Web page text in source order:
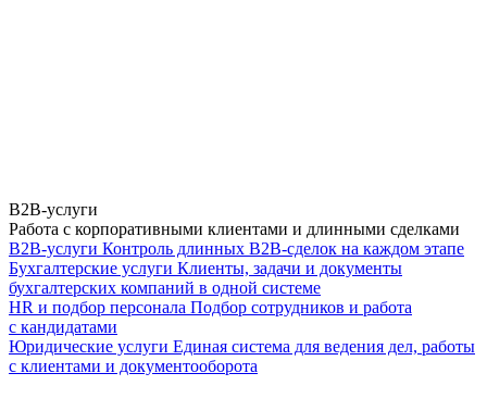
B2B-услуги
Работа с корпоративными клиентами и длинными сделками
B2B-услуги Контроль длинных B2B-сделок на каждом этапе
Бухгалтерские услуги Клиенты, задачи и документы
бухгалтерских компаний в одной системе
HR и подбор персонала Подбор сотрудников и работа
с кандидатами
Юридические услуги Единая система для ведения дел, работы
с клиентами и документооборота